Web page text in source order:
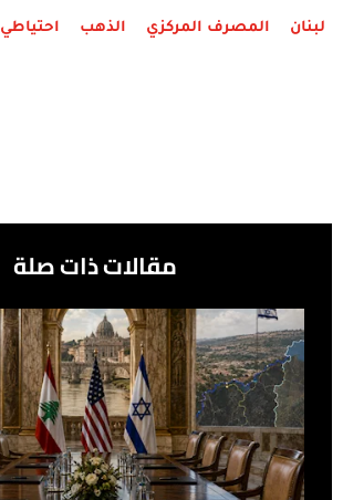
لبنان المصرف المركزي الذهب احتياطي
مقالات ذات صلة